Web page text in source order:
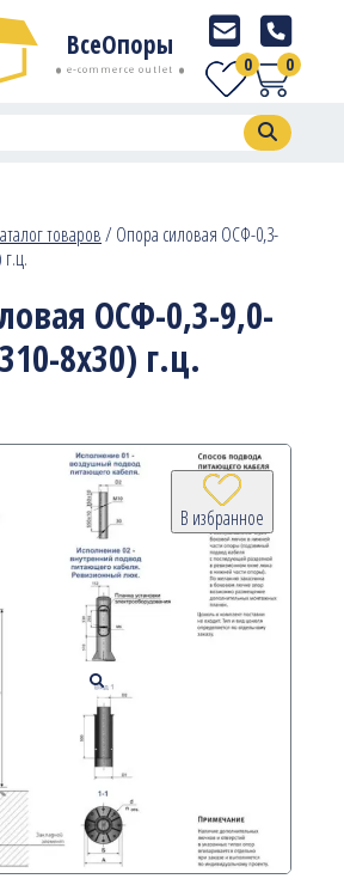
ВсеОпоры
e-commerce outlet 0
0
товаров/Опора силовая ОСФ-0,3-
ОСФ-0,3-9,0-
8х30) г.ц.
В избранное